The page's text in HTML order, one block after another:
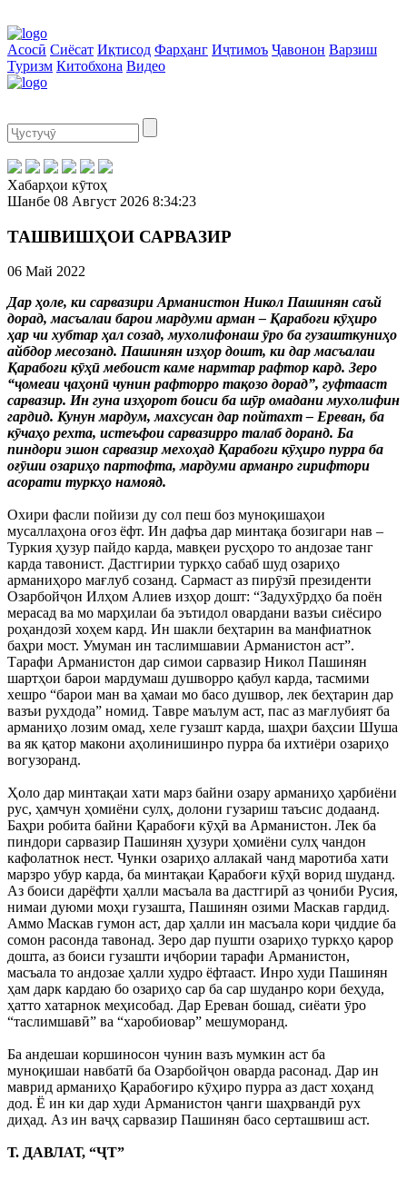
Асосӣ Сиёсат Иқтисод Фарҳанг Иҷтимоъ Ҷавонон Варзиш
Туризм Китобхона Видео
Хабарҳои кӯтоҳ
Шанбе 08 Август 2026 8:34:24
ТАШВИШҲОИ САРВАЗИР
06 Май 2022
Дар ҳоле, ки сарвазири Арманистон Никол Пашинян саъй
дорад, масъалаи барои мардуми арман – Қарабоғи кӯҳиро
ҳар чи хубтар ҳал созад, мухолифонаш ӯро ба гузашткуниҳо
айбдор месозанд. Пашинян изҳор дошт, ки дар масъалаи
Қарабоғи кӯҳӣ мебоист каме нармтар рафтор кард. Зеро
“ҷомеаи ҷаҳонӣ чунин рафторро тақозо дорад”, гуфтааст
сарвазир. Ин гуна изҳорот боиси ба шӯр омадани мухолифин
гардид. Кунун мардум, махсусан дар пойтахт – Ереван, ба
кӯчаҳо рехта, истеъфои сарвазирро талаб доранд. Ба
пиндори эшон сарвазир мехоҳад Қарабоғи кӯҳиро пурра ба
оғӯши озариҳо партофта, мардуми арманро гирифтори
асорати туркҳо намояд.
Охири фасли пойизи ду сол пеш боз муноқишаҳои
мусаллаҳона оғоз ёфт. Ин дафъа дар минтақа бозигари нав –
Туркия ҳузур пайдо карда, мавқеи русҳоро то андозае танг
карда тавонист. Дастгирии туркҳо сабаб шуд озариҳо
арманиҳоро мағлуб созанд. Сармаст аз пирӯзӣ президенти
Озарбойҷон Илҳом Алиев изҳор дошт: “Задухӯрдҳо ба поён
мерасад ва мо марҳилаи ба эътидол овардани вазъи сиёсиро
роҳандозӣ хоҳем кард. Ин шакли беҳтарин ва манфиатнок
баҳри мост. Умуман ин таслимшавии Арманистон аст”.
Тарафи Арманистон дар симои сарвазир Никол Пашинян
шартҳои барои мардумаш душворро қабул карда, тасмими
хешро “барои ман ва ҳамаи мо басо душвор, лек беҳтарин дар
вазъи рухдода” номид. Тавре маълум аст, пас аз мағлубият ба
арманиҳо лозим омад, хеле гузашт карда, шаҳри баҳсии Шуша
ва як қатор макони аҳолинишинро пурра ба ихтиёри озариҳо
вогузоранд.
Ҳоло дар минтақаи хати марз байни озару арманиҳо ҳарбиёни
рус, ҳамчун ҳомиёни сулҳ, долони гузариш таъсис додаанд.
Баҳри робита байни Қарабоғи кӯҳӣ ва Арманистон. Лек ба
пиндори сарвазир Пашинян ҳузури ҳомиёни сулҳ чандон
кафолатнок нест. Чунки озариҳо аллакай чанд маротиба хати
марзро убур карда, ба минтақаи Қарабоғи кӯҳӣ ворид шуданд.
Аз боиси дарёфти ҳалли масъала ва дастгирӣ аз ҷониби Русия,
нимаи дуюми моҳи гузашта, Пашинян озими Маскав гардид.
Аммо Маскав гумон аст, дар ҳалли ин масъала кори ҷиддие ба
сомон расонда тавонад. Зеро дар пушти озариҳо туркҳо қарор
дошта, аз боиси гузашти иҷбории тарафи Арманистон,
масъала то андозае ҳалли худро ёфтааст. Инро худи Пашинян
ҳам дарк кардаю бо озариҳо сар ба сар шуданро кори беҳуда,
ҳатто хатарнок меҳисобад. Дар Ереван бошад, сиёати ӯро
“таслимшавӣ” ва “харобиовар” мешуморанд.
Ба андешаи коршиносон чунин вазъ мумкин аст ба
муноқишаи навбатӣ ба Озарбойҷон оварда расонад. Дар ин
маврид арманиҳо Қарабоғиро кӯҳиро пурра аз даст хоҳанд
дод. Ё ин ки дар худи Арманистон ҷанги шаҳрвандӣ рух
диҳад. Аз ин ваҷҳ сарвазир Пашинян басо серташвиш аст.
Т. ДАВЛАТ, “ҶТ”